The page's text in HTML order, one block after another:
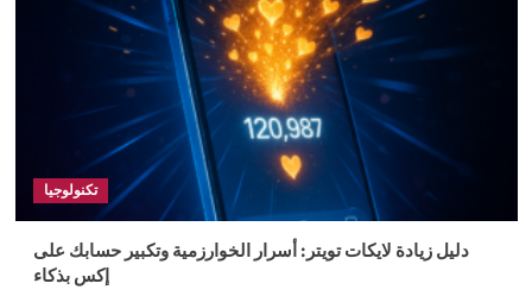
تكنولوجيا
دليل زيادة لايكات تويتر: أسرار الخوارزمية وتكبير حسابك على
إكس بذكاء